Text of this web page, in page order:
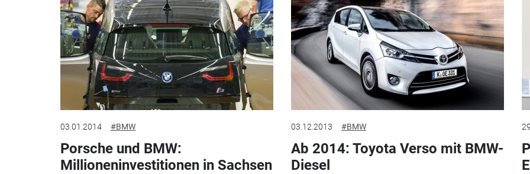
03.01.2014 #BMW
Porsche und BMW:
Millioneninvestitionen in Sachsen
03.12.2013 #BMW
Ab 2014: Toyota Verso mit BMW-
Diesel